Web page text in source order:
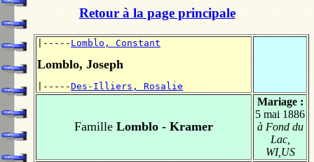
Retour à la page principale
|----- Lomblo, Constant
Lomblo, Joseph
|-----Des-Illiers, Rosalie
Famille Lomblo - Kramer
Mariage :
5 mai 1886
à Fond du
Lac,
WI,US